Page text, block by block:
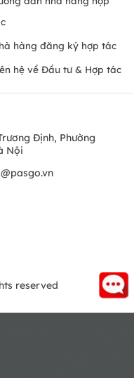
hàng đăng ký hợp tác
hệ về Đầu tư & Hợp tác
Định, Phường
Nội
reserved